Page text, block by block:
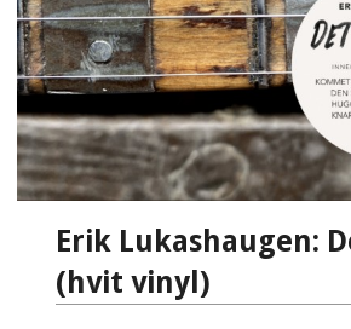
Erik Lukashaugen:
(hvit vinyl)